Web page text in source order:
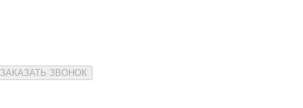
ЗАКАЗАТЬ ЗВОНОК